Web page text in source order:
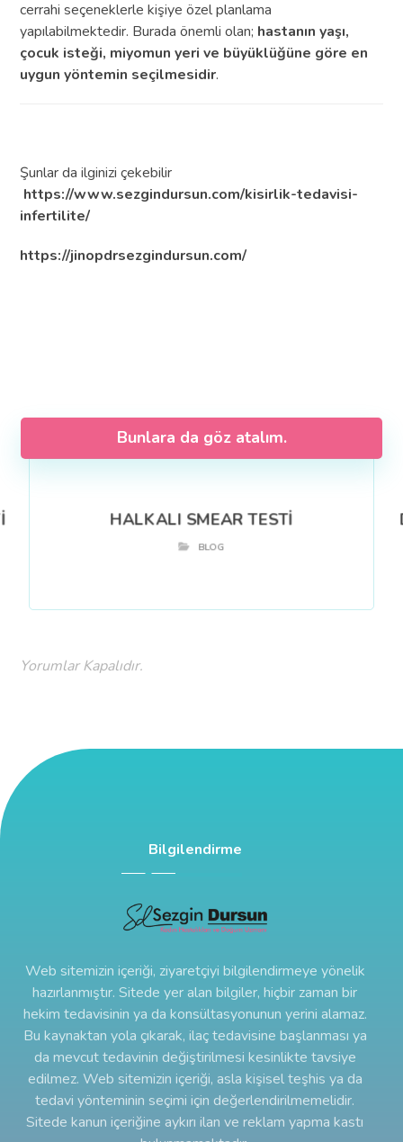
cerrahi seçeneklerle kişiye özel planlama
yapılabilmektedir. Burada önemli olan; hastanın yaşı,
çocuk isteği, miyomun yeri ve büyüklüğüne göre en
uygun yöntemin seçilmesidir.
Şunlar da ilginizi çekebilir
https://www.sezgindursun.com/kisirlik-tedavisi-
infertilite/
https://jinopdrsezgindursun.com/
Bunlara da göz atalım.
HALKALI SMEAR TESTİ
BLOG
Yorumlar Kapalıdır.
Bilgilendirme
Web sitemizin içeriği, ziyaretçiyi bilgilendirmeye yönelik
hazırlanmıştır. Sitede yer alan bilgiler, hiçbir zaman bir
hekim tedavisinin ya da konsültasyonunun yerini alamaz.
Bu kaynaktan yola çıkarak, ilaç tedavisine başlanması ya
da mevcut tedavinin değiştirilmesi kesinlikte tavsiye
edilmez. Web sitemizin içeriği, asla kişisel teşhis ya da
tedavi yönteminin seçimi için değerlendirilmemelidir.
Sitede kanun içeriğine aykırı ilan ve reklam yapma kastı